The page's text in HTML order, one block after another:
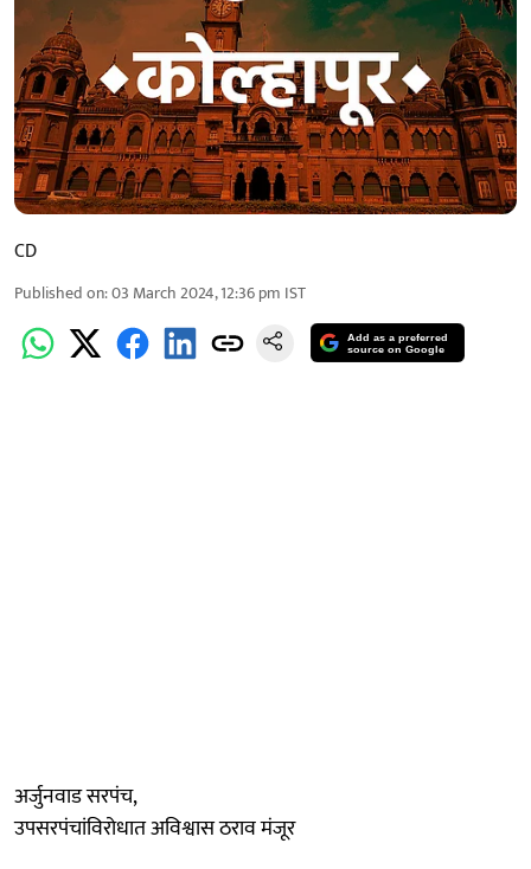
CD
Published on:03 March 2024, 12:36 pm IST
Add as a preferred
source on Google
अर्जुनवाड सरपंच,
उपसरपंचांविरोधात अविश्वास ठराव मंजूर